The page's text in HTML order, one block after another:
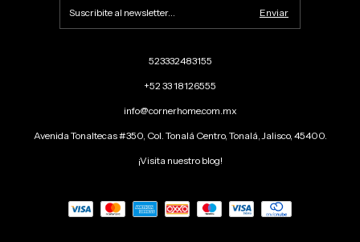
523332483155
+52 33 18126555
info@cornerhome.com.mx
Avenida Tonaltecas #350, Col. Tonalá Centro, Tonalá, Jalisco, 45400.
¡Visita nuestro blog!